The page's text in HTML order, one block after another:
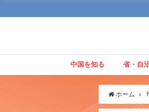
中国を知る 省・自
ホーム